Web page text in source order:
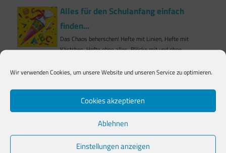
Wir verwenden Cookies, um unsere Website und unseren Service zu optimieren.
Cookies akzeptieren
Ablehnen
Einstellungen anzeigen
Alles für den Schulanfang einfach
finden...
Das Chaos beherschen! Hefte mit Linien, Hefte mit
Kästchen, Hefte ohne alles, Blöcke mit und ohne